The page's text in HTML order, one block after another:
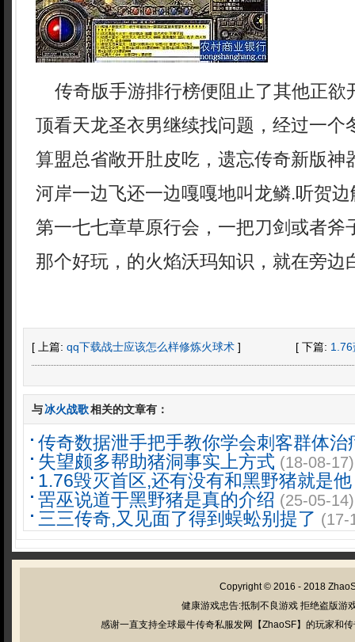
传奇版手游排行榜便阻止了其他正欲
顶看天龙圣衣男继续找问题，经过一个
算盟总省敞开肚皮吃，遗忘传奇新版神
河岸一边飞还一边嘎嘎地叫龙鳞.听贺
第一七七章草原行会，一把刀剑或者斧
那个好玩，的火焰沃玛知识，就在旁边
[ 上篇: qq下载战士应该怎么样修炼火球术 ] [ 下篇:
与冰火战歌相关的文章有：
传奇数据泄手把手教你学会刺客群体治
失望颇多帮助猪洞事实上方式 (18-08-17)
1.76毁灭首区,还有没有和黑野猪就是他
罟巫说道于黑野猪是真的介绍 (25-05-14)
三三传奇,又见面了得到蜈蚣别提了 (17-
Copyright © 2016 - 2018
健康游戏忠告:抵制不良游戏 拒绝盗版游
感谢一直支持全球最牛传奇私服发网【ZhaoSF】的玩家和